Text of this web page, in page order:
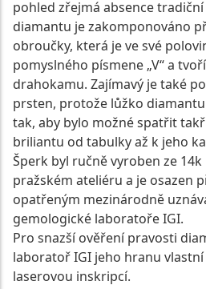
pohled zřejmá absence
diamantu je zakomponováno
obroučky, která je ve své
pomyslného písmene „V“ a
drahokamu. Zajímavý je také
prsten, protože lůžko
tak, aby bylo možné spatřit
briliantu od tabulky až k jeho
Šperk byl ručně vyroben ze
pražském ateliéru a je osazen
opatřeným mezinárodně
gemologické laboratoře IGI.
Pro snazší ověření pravosti
laboratoř IGI jeho hranu
laserovou inskripcí.